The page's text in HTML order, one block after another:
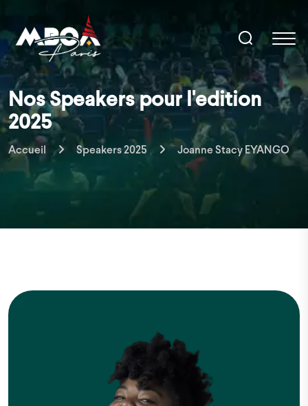
Nos Speakers pour l'edition
2025
Accueil Speakers 2025 Joanne Stacy EYANGO